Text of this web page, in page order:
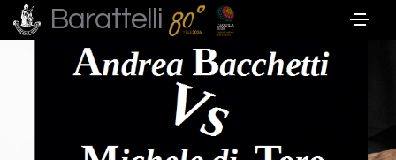
Barattelli